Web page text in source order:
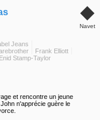
◆
Navet
Jeans
Frank Elliott
Enid Stamp-Taylor
et rencontre un jeune
n'apprécie guère le